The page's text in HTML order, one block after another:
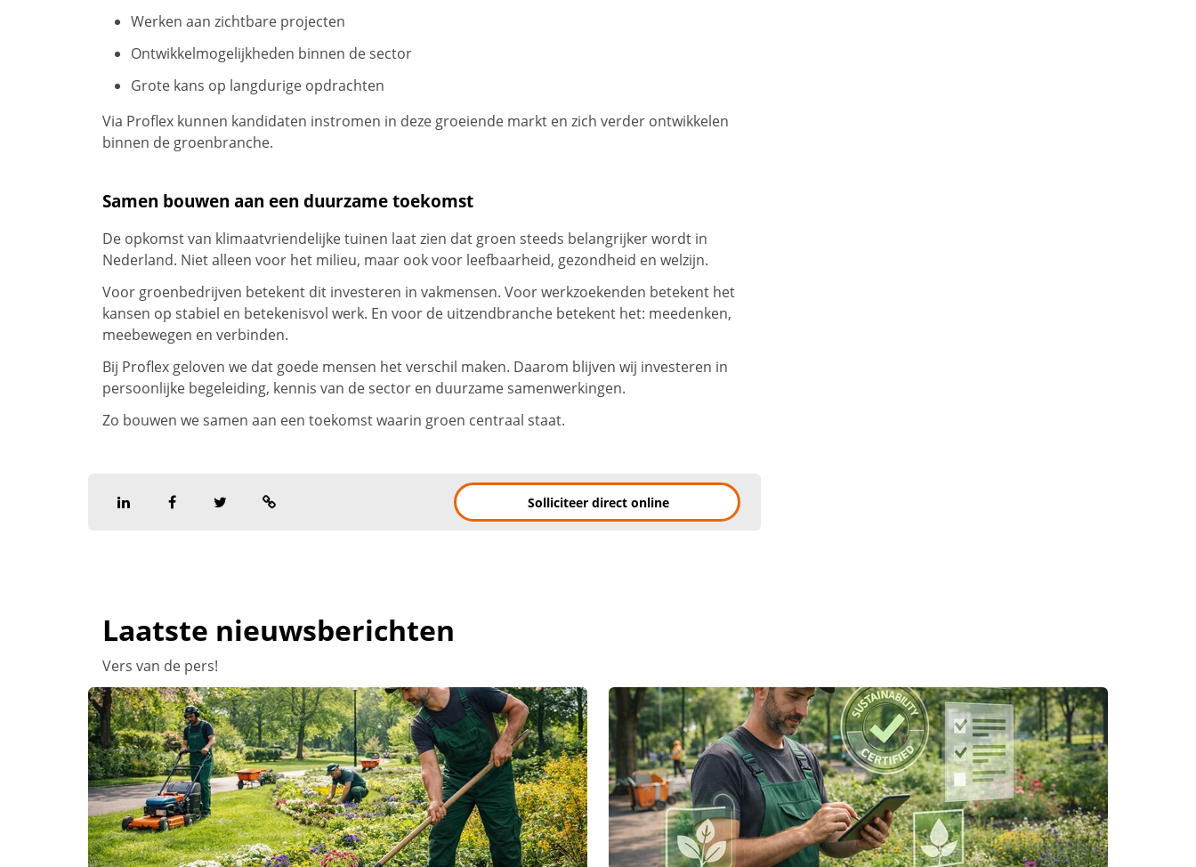
Werken aan zichtbare projecten
Ontwikkelmogelijkheden binnen de sector
Grote kans op langdurige opdrachten
Via Proflex kunnen kandidaten instromen in deze groeiende markt en zich verder ontwikkelen
binnen de groenbranche.
Samen bouwen aan een duurzame toekomst
De opkomst van klimaatvriendelijke tuinen laat zien dat groen steeds belangrijker wordt in
Nederland. Niet alleen voor het milieu, maar ook voor leefbaarheid, gezondheid en welzijn.
Voor groenbedrijven betekent dit investeren in vakmensen. Voor werkzoekenden betekent het
kansen op stabiel en betekenisvol werk. En voor de uitzendbranche betekent het: meedenken,
meebewegen en verbinden.
Bij Proflex geloven we dat goede mensen het verschil maken. Daarom blijven wij investeren in
persoonlijke begeleiding, kennis van de sector en duurzame samenwerkingen.
Zo bouwen we samen aan een toekomst waarin groen centraal staat.
Solliciteer direct online
Laatste nieuwsberichten
Vers van de pers!